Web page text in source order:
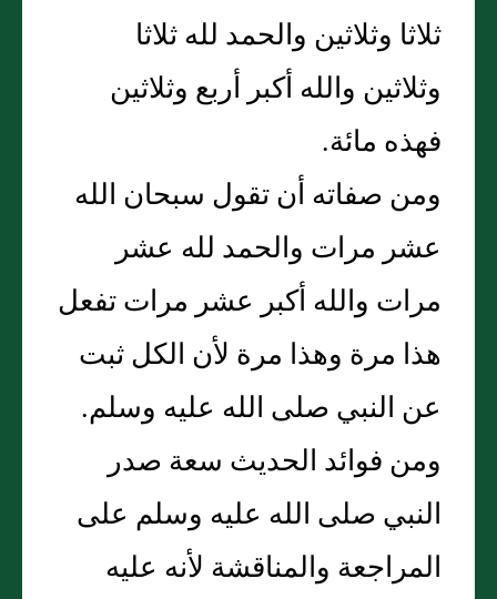
ثلاثا وثلاثين والحمد لله ثلاثا
وثلاثين والله أكبر أربع وثلاثين
فهذه مائة.
ومن صفاته أن تقول سبحان الله
عشر مرات والحمد لله عشر
مرات والله أكبر عشر مرات تفعل
هذا مرة وهذا مرة لأن الكل ثبت
عن النبي صلى الله عليه وسلم.
ومن فوائد الحديث سعة صدر
النبي صلى الله عليه وسلم على
المراجعة والمناقشة لأنه عليه